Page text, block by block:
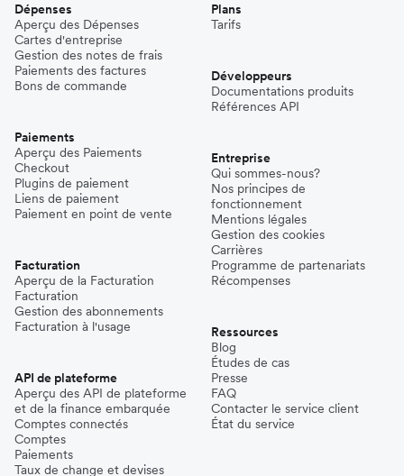
Dépenses
Aperçu des Dépenses
Cartes d'entreprise
Gestion des notes de frais
Paiements des factures
Bons de commande
Paiements
Aperçu des Paiements
Checkout
Plugins de paiement
Liens de paiement
Paiement en point de vente
Facturation
Aperçu de la Facturation
Facturation
Gestion des abonnements
Facturation à l'usage
API de plateforme
Aperçu des API de plateforme
et de la finance embarquée
Comptes connectés
Comptes
Paiements
Taux de change et devises
Plans
Tarifs
Développeurs
Documentations produits
Références API
Entreprise
Qui sommes-nous?
Nos principes de
fonctionnement
Mentions légales
Gestion des cookies
Carrières
Programme de partenariats
Récompenses
Ressources
Blog
Études de cas
Presse
FAQ
Contacter le service client
État du service